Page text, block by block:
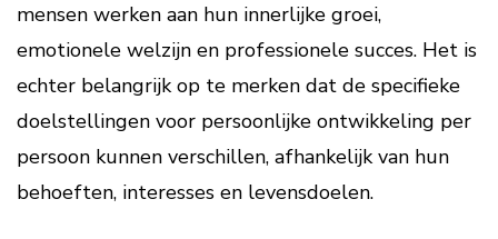
mensen werken aan hun innerlijke groei,
emotionele welzijn en professionele succes. Het is
echter belangrijk op te merken dat de specifieke
doelstellingen voor persoonlijke ontwikkeling per
persoon kunnen verschillen, afhankelijk van hun
behoeften, interesses en levensdoelen.